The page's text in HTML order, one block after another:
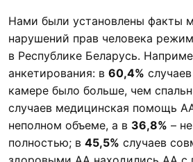
Нами были установлены факты
нарушений прав человека
в Республике Беларусь.
анкетирования: в 60,4%
камере было больше, чем
случаев медицинская помощь
неполном объеме, а в 36,8% –
полностью; в 45,5% случаев